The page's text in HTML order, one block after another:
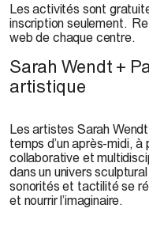
Les activités sont
inscription seulement.
web de chaque centre.
Sarah Wendt +
artistique
Les artistes Sarah
temps d’un après-midi,
collaborative et
dans un univers
sonorités et tactilité se
et nourrir l’imaginaire.